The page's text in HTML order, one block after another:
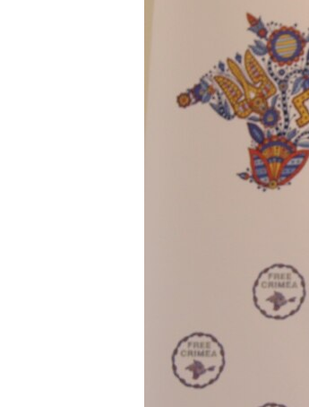
УКРАИНСКАЯ ПРОБЛЕМА КРЫМА